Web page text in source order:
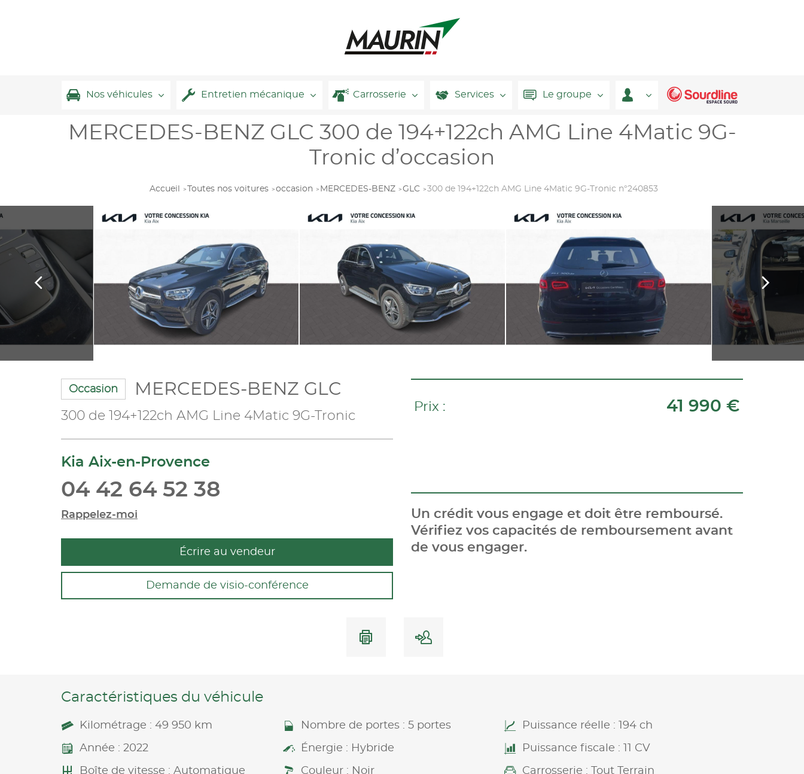
Nos véhicules Entretien mécanique Carrosserie Services Le groupe
MERCEDES-BENZ GLC 300 de 194+122ch AMG Line 4Matic 9G-
Tronic d’occasion
Accueil Toutes nos voitures occasion MERCEDES-BENZ GLC 300 de 194+122ch AMG Line 4Matic 9G-Tronic n°240853
Occasion MERCEDES-BENZ GLC
300 de 194+122ch AMG Line 4Matic 9G-Tronic
Kia Aix-en-Provence
04 42 64 52 38
Rappelez-moi
Écrire au vendeur
Demande de visio-conférence
Prix : 41 990 €
Un crédit vous engage et doit être remboursé.
Vérifiez vos capacités de remboursement avant
de vous engager.
Caractéristiques du véhicule
Kilométrage : 49 950 km Nombre de portes : 5 portes Puissance réelle : 194 ch
Année : 2022 Énergie : Hybride Puissance fiscale : 11 CV
Boîte de vitesse : Automatique Couleur : Noir Carrosserie : Tout Terrain